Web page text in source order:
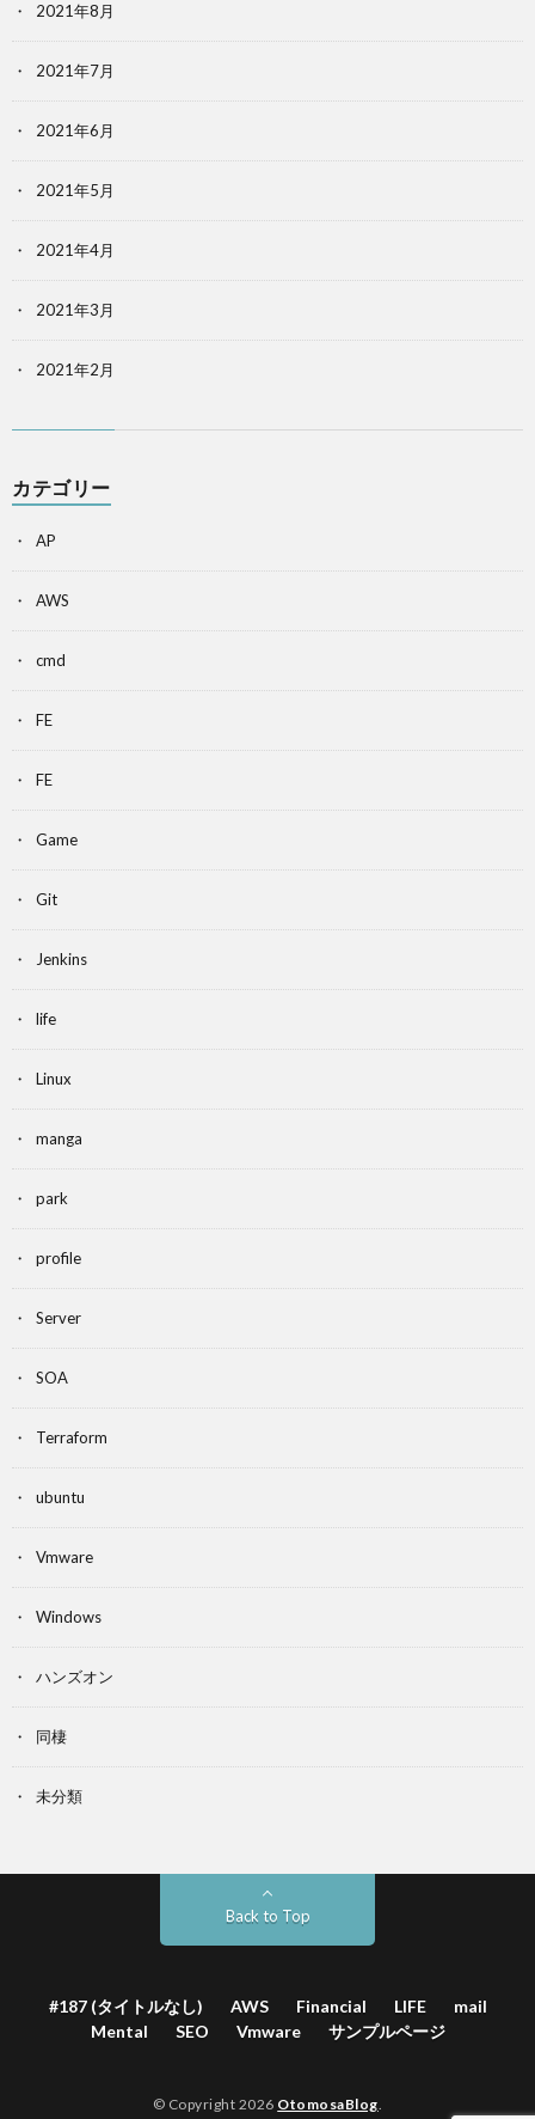
2021年8月
2021年7月
2021年6月
2021年5月
2021年4月
2021年3月
2021年2月
カテゴリー
AP
AWS
cmd
FE
FE
Game
Git
Jenkins
life
Linux
manga
park
profile
Server
SOA
Terraform
ubuntu
Vmware
Windows
ハンズオン
同棲
未分類
Back to Top
#187 (タイトルなし) AWS Financial LIFE
mail
Mental
SEO Vmware サンプルページ
© Copyright 2026 OtomosaBlog.